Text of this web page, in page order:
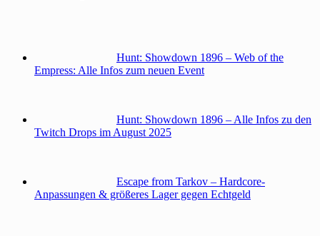
Hunt: Showdown 1896 – Web of the
Empress: Alle Infos zum neuen Event
Hunt: Showdown 1896 – Alle Infos zu den
Twitch Drops im August 2025
Escape from Tarkov – Hardcore-
Anpassungen & größeres Lager gegen Echtgeld